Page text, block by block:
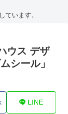
ています。
ウス デザ
シール」
LINE